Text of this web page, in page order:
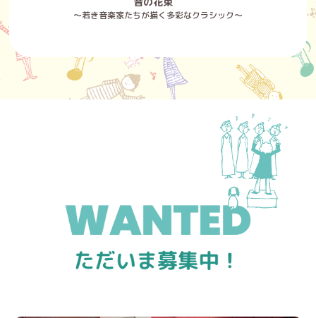
～若き音楽家たちが描く多彩なクラシック～